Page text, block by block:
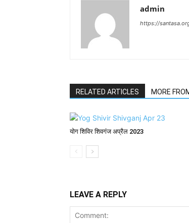
admin
https://
RELATED ARTICLES MORE
योग शिविर शिवगंज अप्रैल 2023
LEAVE A REPLY